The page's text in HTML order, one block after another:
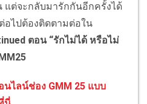
ต่จะกลับมารักกันอีกครั้งได้
ต่อไปต้องติดตามต่อใน
ตอน “รักไม่ได้ หรือไม่
ไลน์ช่อง GMM 25 แบบ